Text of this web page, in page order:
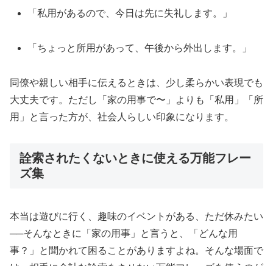
「私用があるので、今日は先に失礼します。」
「ちょっと所用があって、午後から外出します。」
同僚や親しい相手に伝えるときは、少し柔らかい表現でも
大丈夫です。ただし「家の用事で〜」よりも「私用」「所
用」と言った方が、社会人らしい印象になります。
詮索されたくないときに使える万能フレー
ズ集
本当は遊びに行く、趣味のイベントがある、ただ休みたい
──そんなときに「家の用事」と言うと、「どんな用
事？」と聞かれて困ることがありますよね。そんな場面で